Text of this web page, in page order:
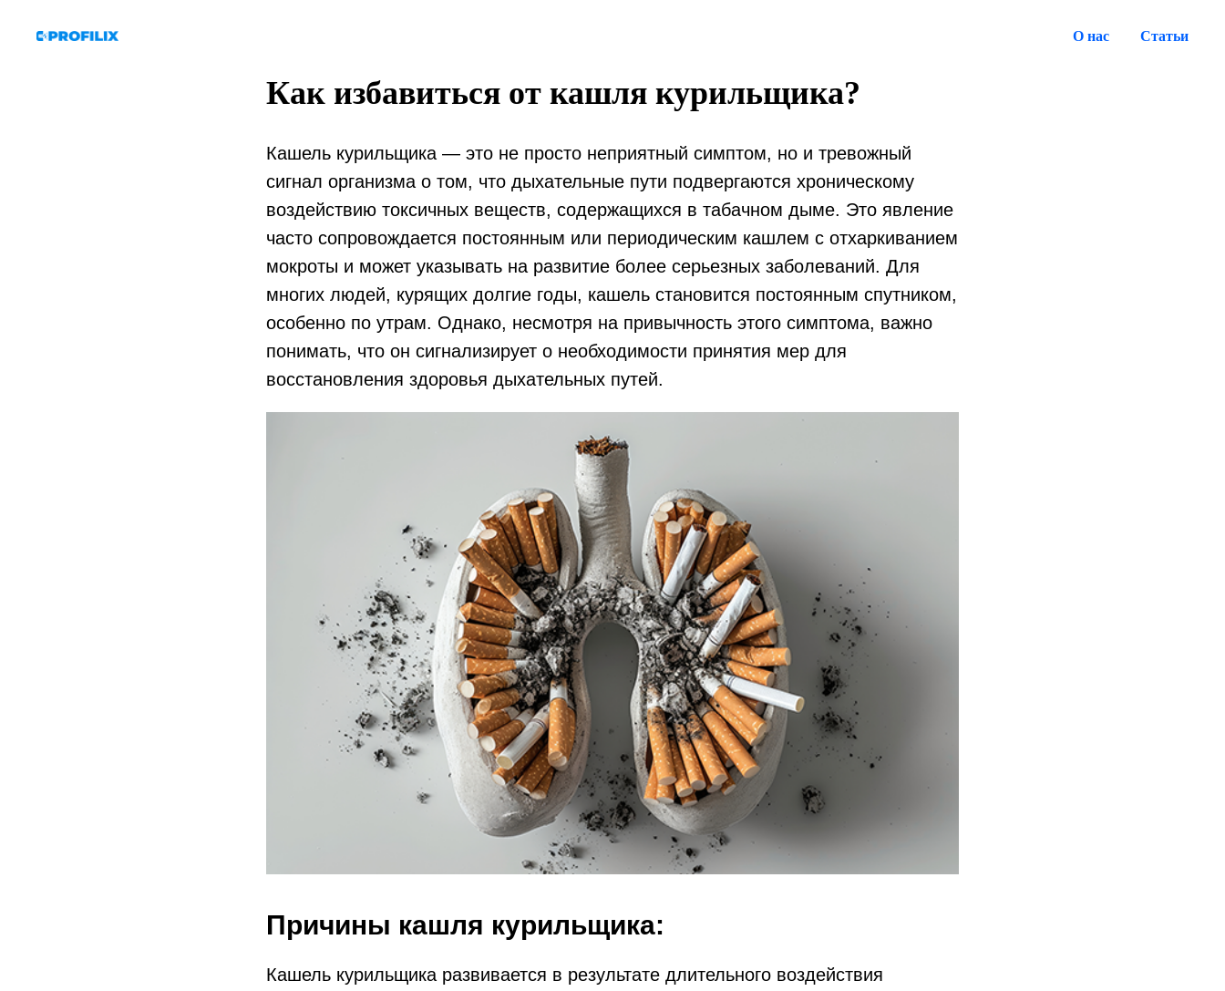
О нас Статьи
Как избавиться от кашля курильщика?
Кашель курильщика — это не просто неприятный симптом, но и тревожный
сигнал организма о том, что дыхательные пути подвергаются хроническому
воздействию токсичных веществ, содержащихся в табачном дыме. Это явление
часто сопровождается постоянным или периодическим кашлем с отхаркиванием
мокроты и может указывать на развитие более серьезных заболеваний. Для
многих людей, курящих долгие годы, кашель становится постоянным спутником,
особенно по утрам. Однако, несмотря на привычность этого симптома, важно
понимать, что он сигнализирует о необходимости принятия мер для
восстановления здоровья дыхательных путей.
Причины кашля курильщика:
Кашель курильщика развивается в результате длительного воздействия